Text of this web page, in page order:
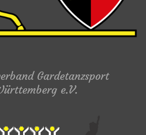
Gardetanzsport
e.V.